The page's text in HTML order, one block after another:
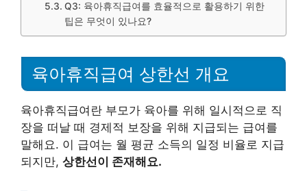
Q3: 육아휴직급여를 효율적으로 활용하기 위한
팁은 무엇이 있나요?
육아휴직급여 상한선 개요
육아휴직급여란 부모가 육아를 위해 일시적으로 직
장을 떠날 때 경제적 보장을 위해 지급되는 급여를
말해요. 이 급여는 월 평균 소득의 일정 비율로 지급
되지만, 상한선이 존재해요.